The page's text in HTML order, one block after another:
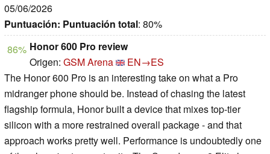
05/06/2026
Puntuación: Puntuación total: 80%
86% Honor 600 Pro review
Origen: GSM Arena
EN→ES
The Honor 600 Pro is an interesting take on what a Pro
midranger phone should be. Instead of chasing the latest
flagship formula, Honor built a device that mixes top-tier
silicon with a more restrained overall package - and that
approach works pretty well. Performance is undoubtedly one